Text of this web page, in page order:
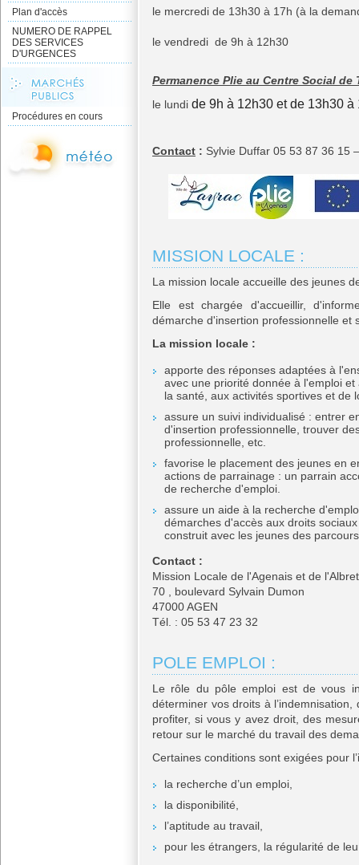
Plan d'accès
NUMERO DE RAPPEL
DES SERVICES
D'URGENCES
Procédures en cours
le mercredi de 13h30 à 17h (à la
le vendredi de 9h à 12h30
Permanence Plie au Centre Social de
le lundi de 9h à 12h30 et de 13h30 à
Contact : Sylvie Duffar 05 53 87 36 15
MISSION LOCALE :
La mission locale accueille des jeunes
Elle est chargée d'accueillir,
démarche d'insertion professionnelle et
La mission locale :
apporte des réponses adaptées à
avec une priorité donnée à l'emploi
la santé, aux activités sportives et de
assure un suivi individualisé : entrer
d'insertion professionnelle, trouver
professionnelle, etc.
favorise le placement des jeunes en
actions de parrainage : un parrain
de recherche d'emploi.
assure un aide à la recherche
démarches d'accès aux droits
construit avec les jeunes des
Contact :
Mission Locale de l'Agenais et de l'Albret
70 , boulevard Sylvain Dumon
47000 AGEN
Tél. : 05 53 47 23 32
POLE EMPLOI :
Le rôle du pôle emploi est de vous
déterminer vos droits à
profiter, si vous y avez droit, des
retour sur le marché du travail des
Certaines conditions sont exigées pour
la recherche d’un emploi,
la disponibilité,
l’aptitude au travail,
pour les étrangers, la régularité de